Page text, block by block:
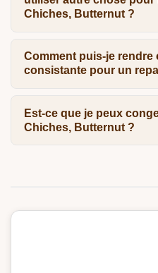
Chiches, Butternut ?
Comment puis-je rendre
consistante pour un
Est-ce que je peux
Chiches, Butternut ?